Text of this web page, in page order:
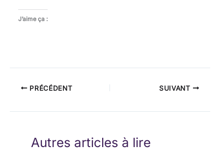
J’aime ça :
PRÉCÉDENT SUIVANT
Autres articles à lire